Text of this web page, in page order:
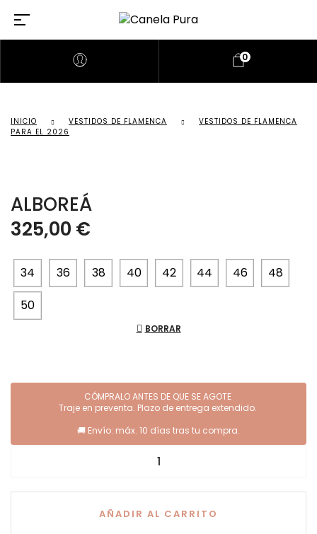
0
INICIO VESTIDOS DE FLAMENCA
VESTIDOS DE FLAMENCA
PARA EL 2026
ALBOREÁ
325,00 €
34 36 38 40 42 44 46
48
50
BORRAR
AÑADIR AL CARRITO